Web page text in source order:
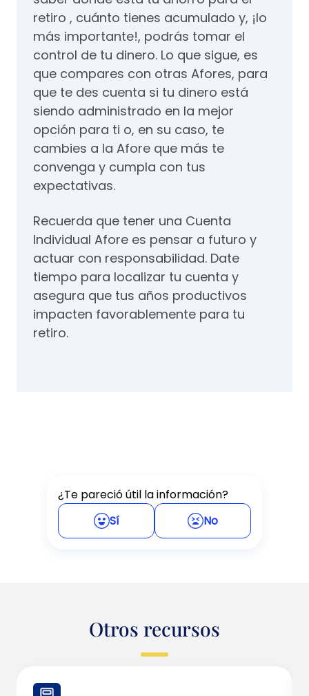
retiro , cuánto tienes acumulado y, ¡lo
más importante!, podrás tomar el
control de tu dinero. Lo que sigue, es
que compares con otras Afores, para
que te des cuenta si tu dinero está
siendo administrado en la mejor
opción para ti o, en su caso, te
cambies a la Afore que más te
convenga y cumpla con tus
expectativas.
Recuerda que tener una Cuenta
Individual Afore es pensar a futuro y
actuar con responsabilidad. Date
tiempo para localizar tu cuenta y
asegura que tus años productivos
impacten favorablemente para tu
retiro.
¿Te pareció útil la información?
Sí
No
Otros recursos